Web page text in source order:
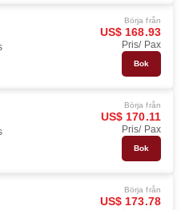
Börja från
US$ 168.93
Pris/ Pax
Bok
Börja från
US$ 170.11
Pris/ Pax
Bok
Börja från
US$ 173.78